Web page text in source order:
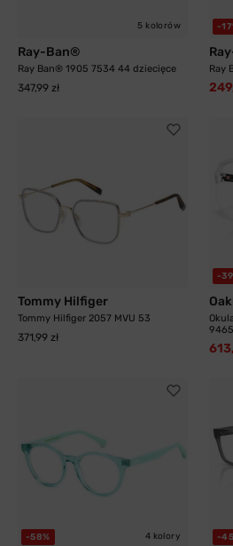
5 kolorów
Ray-Ban®
Ray Ban® 1905 7534 44 dziecięce
347,99 zł
-
Ray
Tommy Hilfiger
Tommy Hilfiger 2057 MVU 53
371,99 zł
-
-58% 4 kolory -